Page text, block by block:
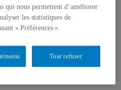
qui nous permettent d’améliorer
les statistiques de
« Préférences ».
Tout refuser